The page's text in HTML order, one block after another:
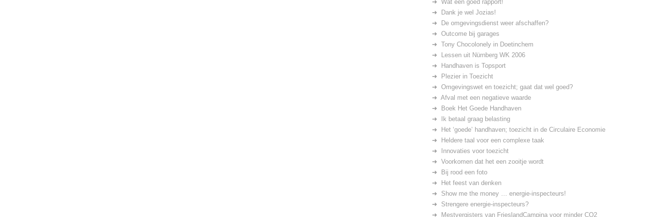
Wat een goed rapport!
Dank je wel Jozias!
De omgevingsdienst weer afschaffen?
Outcome bij garages
Tony Chocolonely in Doetinchem
Lessen uit Nürnberg WK 2006
Handhaven is Topsport
Plezier in Toezicht
Omgevingswet en toezicht; gaat dat wel goed?
Afval met een negatieve waarde
Boek Het Goede Handhaven
Ik betaal graag belasting
Het ‘goede’ handhaven; toezicht in de Circulaire Economie
Heldere taal voor een complexe taak
Innovaties voor toezicht
Voorkomen dat het een zooitje wordt
Bij rood een foto
Het feest van denken
Show me the money … energie-inspecteurs!
Strengere energie-inspecteurs?
Mestvergisters van FrieslandCampina voor minder CO2